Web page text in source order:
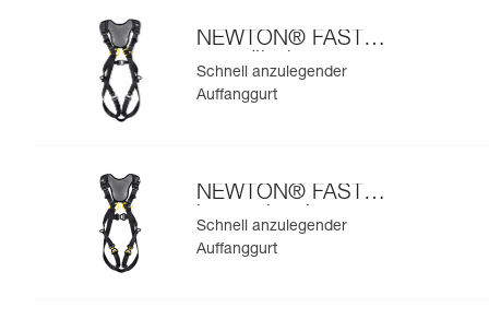
NEWTON® FAST
europäische
Ausführung
Schnell anzulegender
Auffanggurt
NEWTON® FAST
internationale
Ausführung
Schnell anzulegender
Auffanggurt